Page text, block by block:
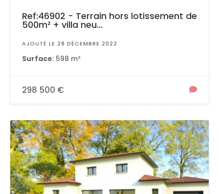
Ref:46902 - Terrain hors lotissement de
500m² + villa neu...
AJOUTÉ LE 28 DÉCEMBRE 2022
Surface: 598 m²
298 500 €